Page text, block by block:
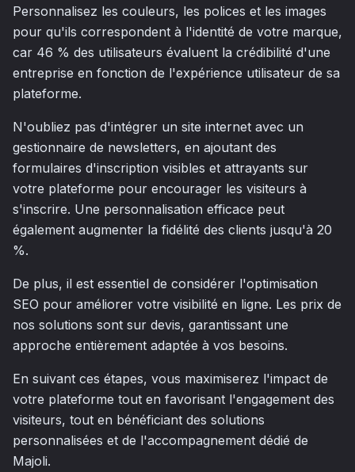
Personnalisez les couleurs, les polices et les images
pour qu'ils correspondent à l'identité de votre marque,
car 46 % des utilisateurs évaluent la crédibilité d'une
entreprise en fonction de l'expérience utilisateur de sa
plateforme.
N'oubliez pas d'intégrer un site internet avec un
gestionnaire de newsletters, en ajoutant des
formulaires d'inscription visibles et attrayants sur
votre plateforme pour encourager les visiteurs à
s'inscrire. Une personnalisation efficace peut
également augmenter la fidélité des clients jusqu'à 20
%.
De plus, il est essentiel de considérer l'optimisation
SEO pour améliorer votre visibilité en ligne. Les prix de
nos solutions sont sur devis, garantissant une
approche entièrement adaptée à vos besoins.
En suivant ces étapes, vous maximiserez l'impact de
votre plateforme tout en favorisant l'engagement des
visiteurs, tout en bénéficiant des solutions
personnalisées et de l'accompagnement dédié de
Majoli.